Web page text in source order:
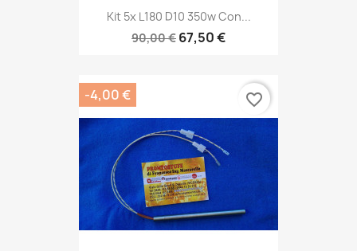
Kit 5x L180 D10 350w Con...
90,00 € 67,50 €
-4,00 € favorite_border